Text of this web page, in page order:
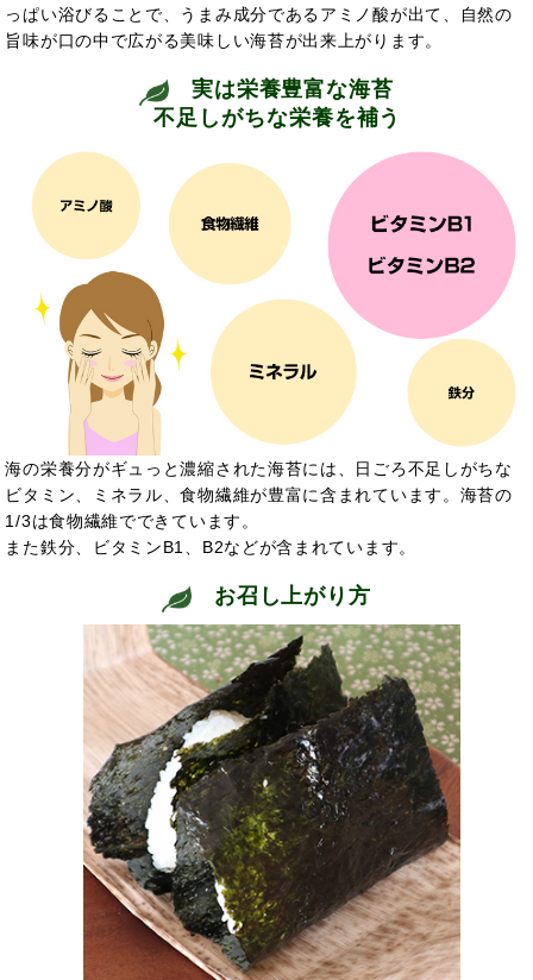
っぱい浴びることで、うまみ成分であるアミノ酸が出て、自然の
旨味が口の中で広がる美味しい海苔が出来上がります。
実は栄養豊富な海苔
不足しがちな栄養を補う
海の栄養分がギュっと濃縮された海苔には、日ごろ不足しがちな
ビタミン、ミネラル、食物繊維が豊富に含まれています。海苔の
1/3は食物繊維でできています。
また鉄分、ビタミンB1、B2などが含まれています。
お召し上がり方